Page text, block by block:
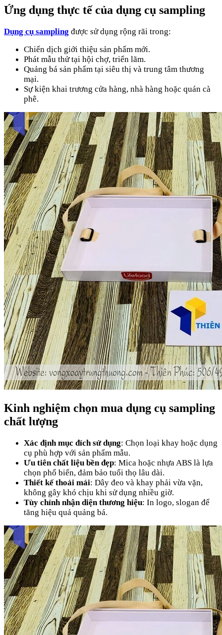
Ứng dụng thực tế của dụng cụ sampling
Dụng cụ sampling được sử dụng rộng rãi trong:
Chiến dịch giới thiệu sản phẩm mới.
Phát mẫu thử tại hội chợ, triển lãm.
Quảng bá sản phẩm tại siêu thị và trung tâm thương
mại.
Sự kiện khai trương cửa hàng, nhà hàng hoặc quán cà
phê.
Kinh nghiệm chọn mua dụng cụ sampling
chất lượng
Xác định mục đích sử dụng: Chọn loại khay hoặc dụng
cụ phù hợp với sản phẩm mẫu.
Ưu tiên chất liệu bền đẹp: Mica hoặc nhựa ABS là lựa
chọn phổ biến, đảm bảo tuổi thọ lâu dài.
Thiết kế thoải mái: Dây đeo và khay phải vừa vặn,
không gây khó chịu khi sử dụng nhiều giờ.
Tùy chỉnh nhận diện thương hiệu: In logo, slogan để
tăng hiệu quả quảng bá.